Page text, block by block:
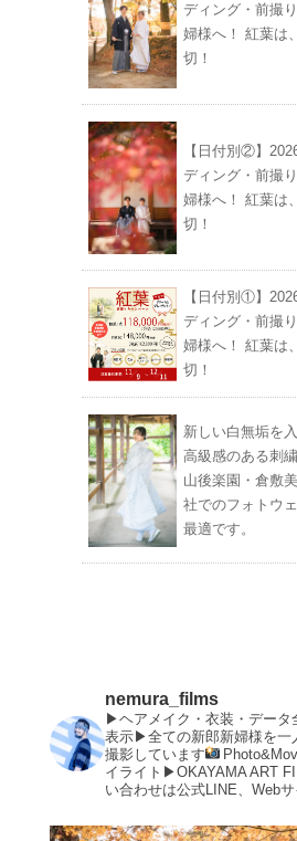
ディング・前撮
婦様へ！ 紅葉は
切！
【日付別②】
ディング・前撮
婦様へ！ 紅葉は
切！
【日付別①】
ディング・前撮
婦様へ！ 紅葉は
切！
新しい白無垢を
高級感のある刺
山後楽園・倉敷
社でのフォトウ
最適です。
nemura_films
▶︎ヘアメイク・衣装・デー
表示▶︎全ての新郎新婦様を一
撮影しています
イライト▶︎OKAYAMA ART
い合わせは公式LINE、Web